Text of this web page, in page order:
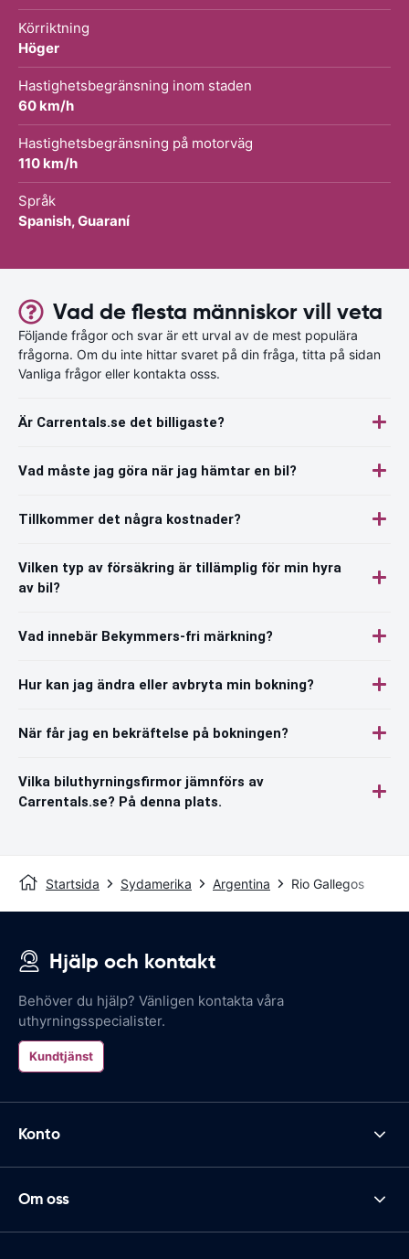
Körriktning
Höger
Hastighetsbegränsning inom staden
60 km/h
Hastighetsbegränsning på motorväg
110 km/h
Språk
Spanish, Guaraní
Vad de flesta människor vill veta
Följande frågor och svar är ett urval av de mest populära
frågorna. Om du inte hittar svaret på din fråga, titta på sidan
Vanliga frågor eller kontakta osss.
Är Carrentals.se det billigaste?
Vad måste jag göra när jag hämtar en bil?
Tillkommer det några kostnader?
Vilken typ av försäkring är tillämplig för min hyra
av bil?
Vad innebär Bekymmers-fri märkning?
Hur kan jag ändra eller avbryta min bokning?
När får jag en bekräftelse på bokningen?
Vilka biluthyrningsfirmor jämnförs av
Carrentals.se? På denna plats.
Startsida Sydamerika Argentina Rio Gallegos
Hjälp och kontakt
Behöver du hjälp? Vänligen kontakta våra
uthyrningsspecialister.
Kundtjänst
Konto
Om oss